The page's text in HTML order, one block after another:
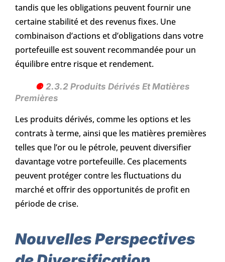
tandis que les obligations peuvent fournir une
certaine stabilité et des revenus fixes. Une
combinaison d’actions et d’obligations dans votre
portefeuille est souvent recommandée pour un
équilibre entre risque et rendement.
2.3.2 Produits Dérivés Et Matières
Premières
Les produits dérivés, comme les options et les
contrats à terme, ainsi que les matières premières
telles que l’or ou le pétrole, peuvent diversifier
davantage votre portefeuille. Ces placements
peuvent protéger contre les fluctuations du
marché et offrir des opportunités de profit en
période de crise.
Nouvelles Perspectives